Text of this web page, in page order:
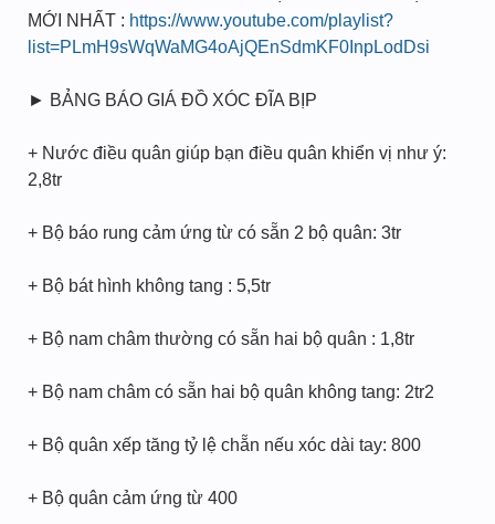
MỚI NHẤT : https://www.youtube.com/playlist?
list=PLmH9sWqWaMG4oAjQEnSdmKF0InpLodDsi
► BẢNG BÁO GIÁ ĐỒ XÓC ĐĨA BỊP
+ Nước điều quân giúp bạn điều quân khiển vị như ý:
2,8tr
+ Bộ báo rung cảm ứng từ có sẵn 2 bộ quân: 3tr
+ Bộ bát hình không tang : 5,5tr
+ Bộ nam châm thường có sẵn hai bộ quân : 1,8tr
+ Bộ nam châm có sẵn hai bộ quân không tang: 2tr2
+ Bộ quân xếp tăng tỷ lệ chẵn nếu xóc dài tay: 800
+ Bộ quân cảm ứng từ 400